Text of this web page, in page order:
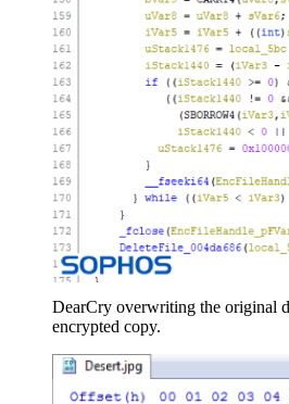
DearCry overwriting the original
encrypted copy.